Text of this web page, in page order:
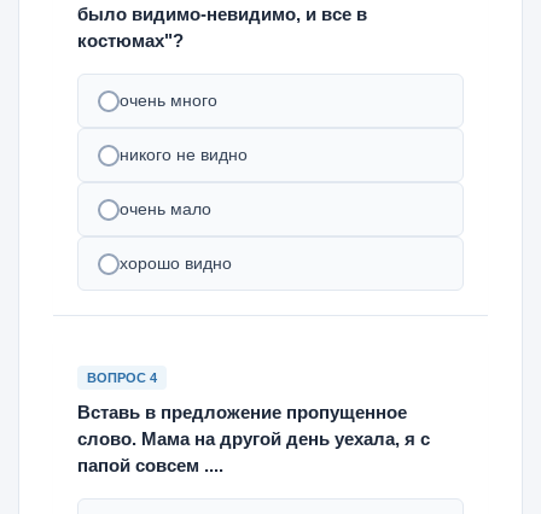
было видимо-невидимо, и все в
костюмах"?
очень много
никого не видно
очень мало
хорошо видно
ВОПРОС 4
Вставь в предложение пропущенное
слово. Мама на другой день уехала, я с
папой совсем ....